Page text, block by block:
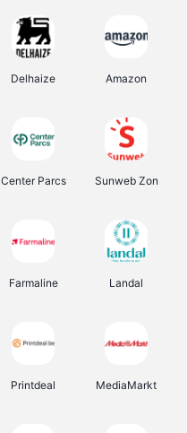
Delhaize Amazon
Center Parcs Sunweb Zon
Farmaline Landal
Printdeal MediaMarkt